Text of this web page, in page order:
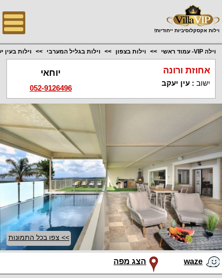
וילות אקסקלוסיביות ייחודיות!
וילה VIP- עמוד ראשי וילות בצפון וילות בגליל המערבי וילות בעין
אחוזת ורונה
ישוב :עין יעקב
יוחאי
052-9126496
>> צפו בכל התמונות
waze הצג מפה